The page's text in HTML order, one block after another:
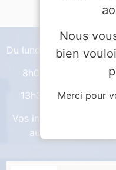
Du lundi au vendredi
8h00 – 12h00
13h30 – 17h00
Vos interlocuteurs
au CDG48
Nous
bien
Merci pour